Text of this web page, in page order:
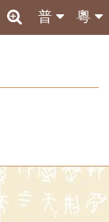
粵
普